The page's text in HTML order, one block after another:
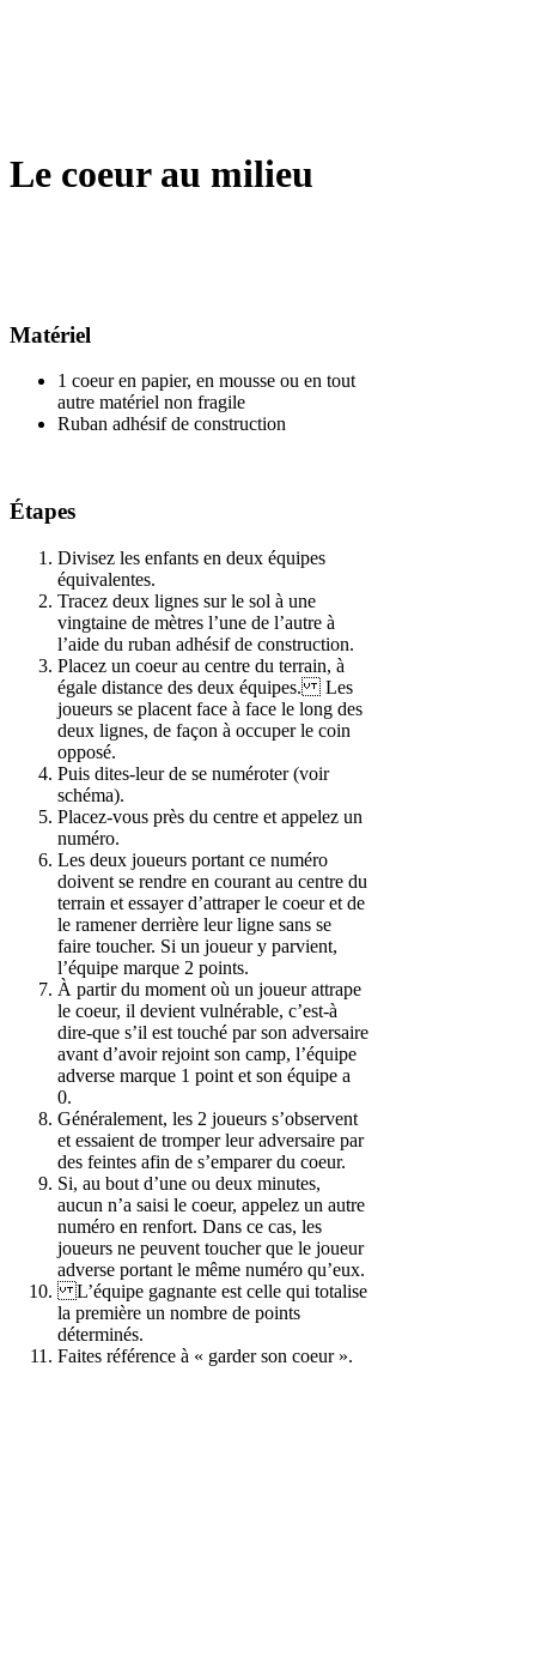
Le coeur au milieu
Matériel
1 coeur en papier, en mousse ou en tout
autre matériel non fragile
Ruban adhésif de construction
Étapes
Divisez les enfants en deux équipes
équivalentes.
Tracez deux lignes sur le sol à une
vingtaine de mètres l’une de l’autre à
l’aide du ruban adhésif de construction.
Placez un coeur au centre du terrain, à
égale distance des deux équipes. Les
joueurs se placent face à face le long des
deux lignes, de façon à occuper le coin
opposé.
Puis dites-leur de se numéroter (voir
schéma).
Placez-vous près du centre et appelez un
numéro.
Les deux joueurs portant ce numéro
doivent se rendre en courant au centre du
terrain et essayer d’attraper le coeur et de
le ramener derrière leur ligne sans se
faire toucher. Si un joueur y parvient,
l’équipe marque 2 points.
À partir du moment où un joueur attrape
le coeur, il devient vulnérable, c’est-à
dire-que s’il est touché par son adversaire
avant d’avoir rejoint son camp, l’équipe
adverse marque 1 point et son équipe a
0.
Généralement, les 2 joueurs s’observent
et essaient de tromper leur adversaire par
des feintes afin de s’emparer du coeur.
Si, au bout d’une ou deux minutes,
aucun n’a saisi le coeur, appelez un autre
numéro en renfort. Dans ce cas, les
joueurs ne peuvent toucher que le joueur
adverse portant le même numéro qu’eux.
L’équipe gagnante est celle qui totalise
la première un nombre de points
déterminés.
Faites référence à « garder son coeur ».